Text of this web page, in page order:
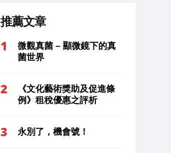
推薦文章
微觀真菌 – 顯微鏡下的真
菌世界
《文化藝術獎助及促進條
例》租稅優惠之評析
永別了，機會號！